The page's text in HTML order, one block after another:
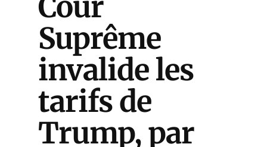
Suprême
invalide les
tarifs de
Trump, par